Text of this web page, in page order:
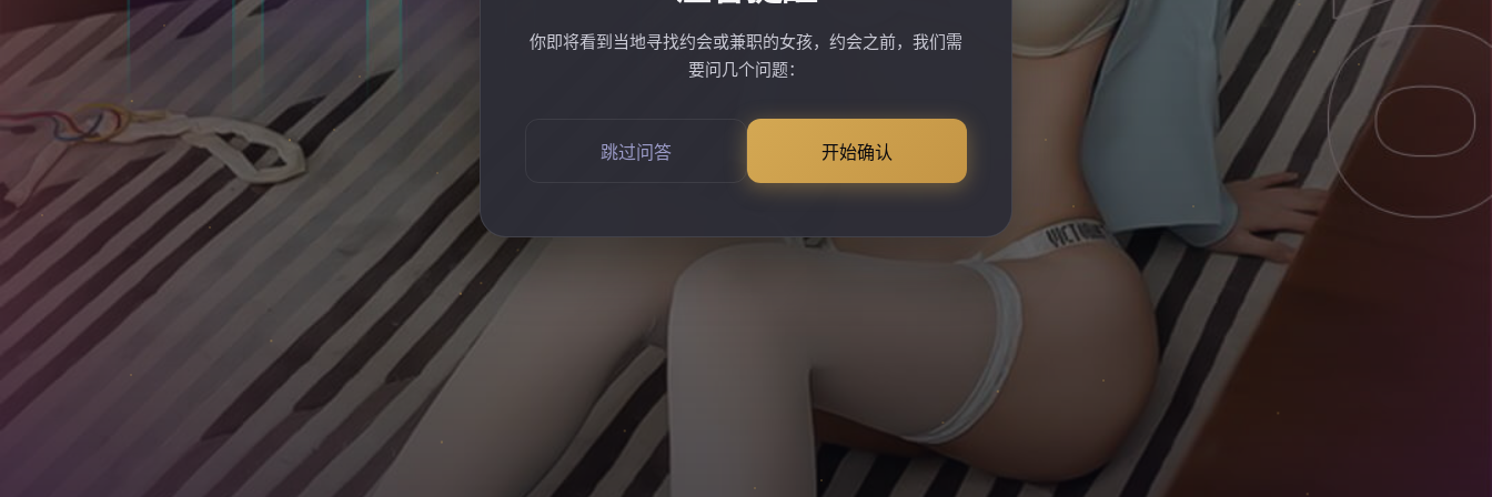
你即将看到当地寻找约会或兼职的女孩，约会之前，我们需
要问几个问题：
跳过问答 开始确认